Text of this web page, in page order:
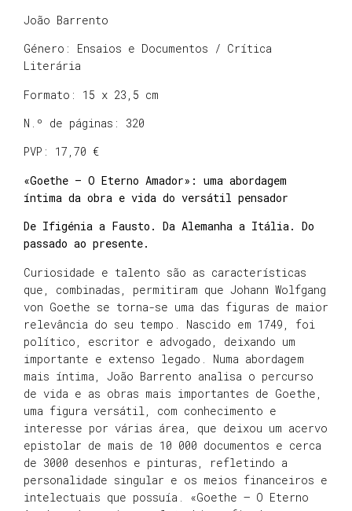
João Barrento
Género: Ensaios e Documentos / Crítica
Literária
Formato: 15 x 23,5 cm
N.º de páginas: 320
PVP: 17,70 €
«Goethe – O Eterno Amador»: uma abordagem
íntima da obra e vida do versátil pensador
De Ifigénia a Fausto. Da Alemanha a Itália. Do
passado ao presente.
Curiosidade e talento são as características
que, combinadas, permitiram que Johann Wolfgang
von Goethe se torna-se uma das figuras de maior
relevância do seu tempo. Nascido em 1749, foi
político, escritor e advogado, deixando um
importante e extenso legado. Numa abordagem
mais íntima, João Barrento analisa o percurso
de vida e as obras mais importantes de Goethe,
uma figura versátil, com conhecimento e
interesse por várias área, que deixou um acervo
epistolar de mais de 10 000 documentos e cerca
de 3000 desenhos e pinturas, refletindo a
personalidade singular e os meios financeiros e
intelectuais que possuía. «Goethe – O Eterno